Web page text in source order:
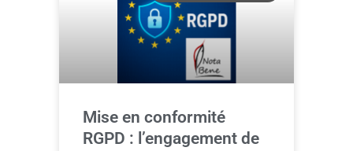
Mise en conformité
RGPD : l’engagement de